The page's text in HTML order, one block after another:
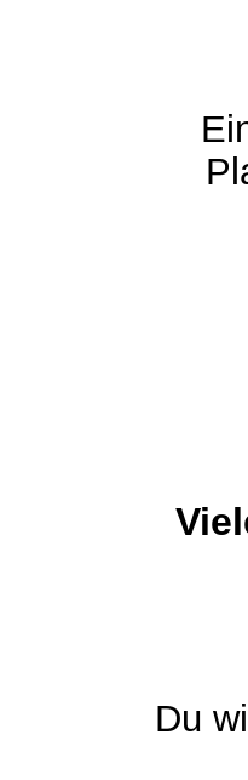
Du